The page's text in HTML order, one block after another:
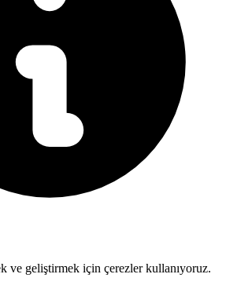
ve geliştirmek için çerezler kullanıyoruz.